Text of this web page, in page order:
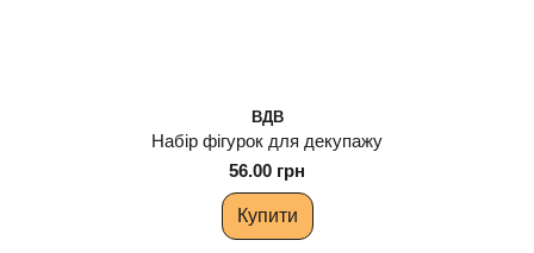
ВДВ
Набір фігурок для декупажу
56.00 грн
Купити